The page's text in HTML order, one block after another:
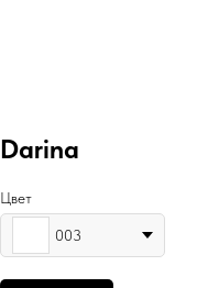
Darina
Цвет
003